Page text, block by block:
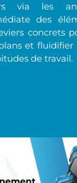
via les
des
concrets
et fluidifier
de travail.